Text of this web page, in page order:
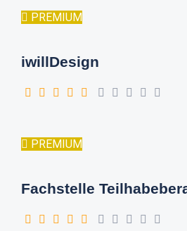
PREMIUM
iwillDesign
PREMIUM
Fachstelle